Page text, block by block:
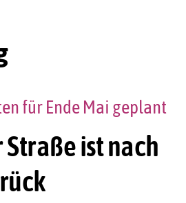
ist nach
für Ende Mai geplant